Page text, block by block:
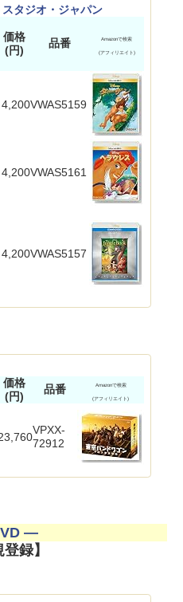
タジオ・ジャパン
価格
(円)
品番 Amazonで検索
(アフィリエイト)
4,200VWAS5159
4,200VWAS5161
4,200VWAS5157
価格
(円)
品番 Amazonで検索
(アフィリエイト)
VPXX-
72912
―
登録】